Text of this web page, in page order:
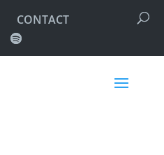
CONTACT